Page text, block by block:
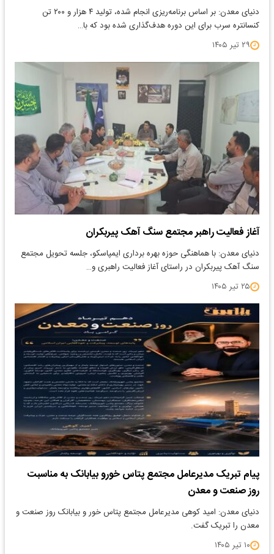
دنیای معدن: بر اساس برنامه‌ریزی انجام شده، تولید ۴ هزار و ۲۰۰ تن
کنسانتره سرب برای این دوره هدف‌گذاری شده بود که با…
۲۹ تیر ۱۴۰۵
آغاز فعالیت راهبر مجتمع سنگ آهک پیربکران
دنیای معدن: با هماهنگی حوزه بهره برداری ایمپاسکو، جلسه تحویل مجتمع
سنگ آهک پیربکران در راستای آغاز فعالیت راهبری و…
۲۵ تیر ۱۴۰۵
پیام تبریک مدیرعامل مجتمع پتاس خورو بیابانک به مناسبت
روز صنعت و معدن
دنیای معدن: امید کوهی مدیرعامل مجتمع پتاس خور و بیابانک روز صنعت و
معدن را تبریک گفت.
۱۰ تیر ۱۴۰۵